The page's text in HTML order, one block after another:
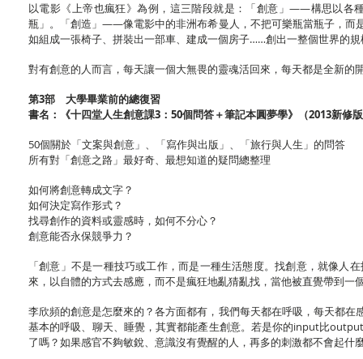
以電影《上帝也瘋狂》為例，這三階段就是：「創意」——構思以各
瓶」。「創造」——像電影中的非洲布希曼人，不把可樂瓶當瓶子，
如組成一張椅子、拼裝出一部車、建成一個房子……創出一整個世界的規
對有創意的人而言，每天讓一個大無畏的靈魂活回來，每天都是全新
第3部 大學畢業前的總復習
書名：《十四堂人生創意課3：50個問答＋筆記本圓夢學》（2013新修
50個關於「文案與創意」、「寫作與出版」、「旅行與人生」的問答
所有對「創意之路」最好奇、最想知道的疑問總整理
如何將創意轉成文字？
如何決定寫作形式？
找尋創作的資料或靈感時，如何不分心？
創意能否永保競爭力？
「創意」不是一種技巧或工作，而是一種生活態度。找創意，就像人
來，以自體的方式去感應，而不是瘋狂地亂猜亂找，當他被直覺帶到一
李欣頻的創意是怎麼來的？各方面都有，我們每天都在呼吸，每天都
基本的呼吸、聊天、睡覺，其實都能產生創意。若是你的input比
了嗎？如果感官不夠敏銳、意識沒有覺醒的人，再多的刺激都不會起什